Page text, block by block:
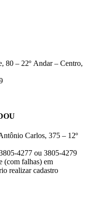
80 – 22º Andar – Centro,
Carlos, 375 – 12º
4277 ou 3805-4279
(com falhas) em
realizar cadastro